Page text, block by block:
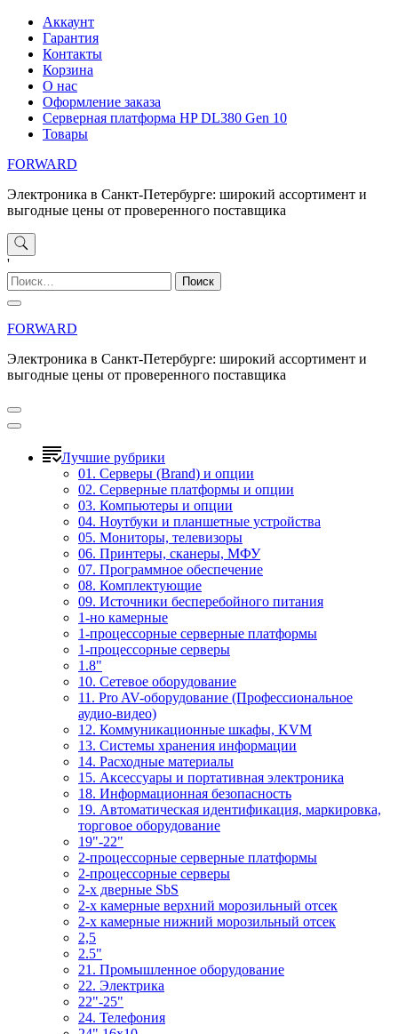
Перейти
содержимому
Аккаунт
Гарантия
Контакты
Корзина
О нас
Оформление заказа
Серверная платформа HP DL380 Gen 10
Товары
FORWARD
Электроника в Санкт-Петербурге: широкий ассортимент и
выгодные цены от проверенного поставщика
'
Найти:
FORWARD
Электроника в Санкт-Петербурге: широкий ассортимент и
выгодные цены от проверенного поставщика
Лучшие рубрики
01. Серверы (Brand) и опции
02. Серверные платформы и опции
03. Компьютеры и опции
04. Ноутбуки и планшетные устройства
05. Мониторы, телевизоры
06. Принтеры, сканеры, МФУ
07. Программное обеспечение
08. Комплектующие
09. Источники бесперебойного питания
1-но камерные
1-процессорные серверные платформы
1-процессорные серверы
1.8"
10. Сетевое оборудование
11. Pro AV-оборудование (Профессиональное
аудио-видео)
12. Коммуникационные шкафы, KVM
13. Системы хранения информации
14. Расходные материалы
15. Аксессуары и портативная электроника
18. Информационная безопасность
19. Автоматическая идентификация, маркировка,
торговое оборудование
19"-22"
2-процессорные серверные платформы
2-процессорные серверы
2-х дверные SbS
2-х камерные верхний морозильный отсек
2-х камерные нижний морозильный отсек
2,5
2.5"
21. Промышленное оборудование
22. Электрика
22"-25"
24. Телефония